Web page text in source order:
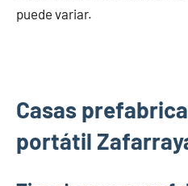
puede variar.
Casas
portátil